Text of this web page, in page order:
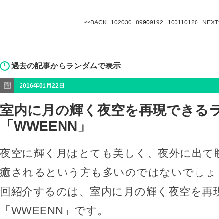
<<BACK...102030...89909192...100110120...
過去の記事からランダムで表示
2016年01月22日
室内に月の輝く夜空を再現できる
「WWEENN」
夜空に輝く月はとても美しく、夜外に出
癒されるという方も多いのではないでし
回紹介するのは、室内に月の輝く夜空を再
「WWEENN」です。